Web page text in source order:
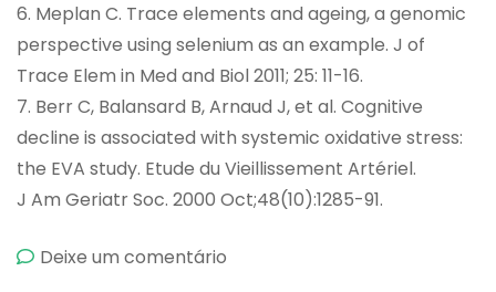
6. Meplan C. Trace elements and ageing, a genomic
perspective using selenium as an example. J of
Trace Elem in Med and Biol 2011; 25: 11-16.
7. Berr C, Balansard B, Arnaud J, et al. Cognitive
decline is associated with systemic oxidative stress:
the EVA study. Etude du Vieillissement Artériel.
J Am Geriatr Soc. 2000 Oct;48(10):1285-91.
Deixe um comentário